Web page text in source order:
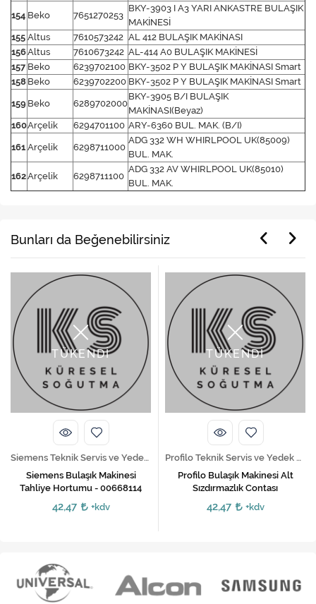
154 Beko 7651270253
BKY-3903 I A3 YARI ANKASTRE BULAŞIK
MAKİNESİ
155 Altus 7610573242 AL 412 BULAŞIK MAKİNASI
156Altus 7610673242 AL-414 A0 BULAŞIK MAKİNESİ
157 Beko 6239702100 BKY-3502 P Y BULAŞIK MAKİNASI Smart
158 Beko 6239702200 BKY-3502 P Y BULAŞIK MAKİNASI Smart
159 Beko 6289702000
BKY-3905 B/I BULAŞIK
MAKİNASI(Beyaz)
160Arçelik 6294701100 ARY-6360 BUL. MAK. (B/I)
161 Arçelik 6298711000
ADG 332 WH WHIRLPOOL UK(85009)
BUL. MAK.
162Arçelik 6298711100
ADG 332 AV WHIRLPOOL UK(85010)
BUL. MAK.
Bunları da Beğenebilirsiniz
TÜKENDİ
Profilo Teknik Servis ve Yedek Parça Hizmetleri
Profilo Bulaşık Makinesi Alt
Sızdırmazlık Contası
42,47 +kdv
TÜKENDİ
Altus Teknik Servis ve Yedek Parça Hizmetleri
Altus Bulaşık Makinesi Tahliye
Hortumu - Geniş Ağız
42,47 +kdv